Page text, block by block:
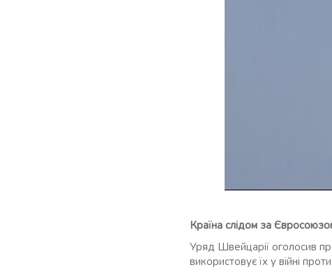
Країна слідом за
Уряд Швейцарії оголосив
використовує їх у війні